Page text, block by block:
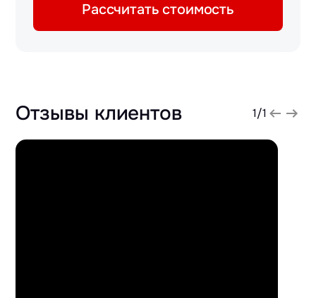
Рассчитать стоимость
Отзывы клиентов 1/1